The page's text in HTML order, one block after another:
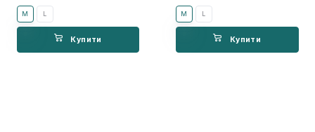
M L
Купити
M L
Купити